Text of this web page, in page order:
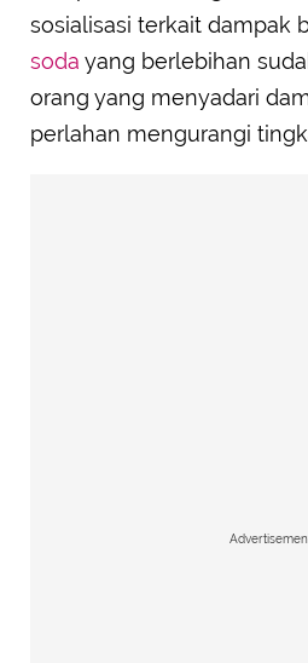
sosialisasi terkait dampak
soda yang berlebihan
orang yang menyadari
perlahan mengurangi